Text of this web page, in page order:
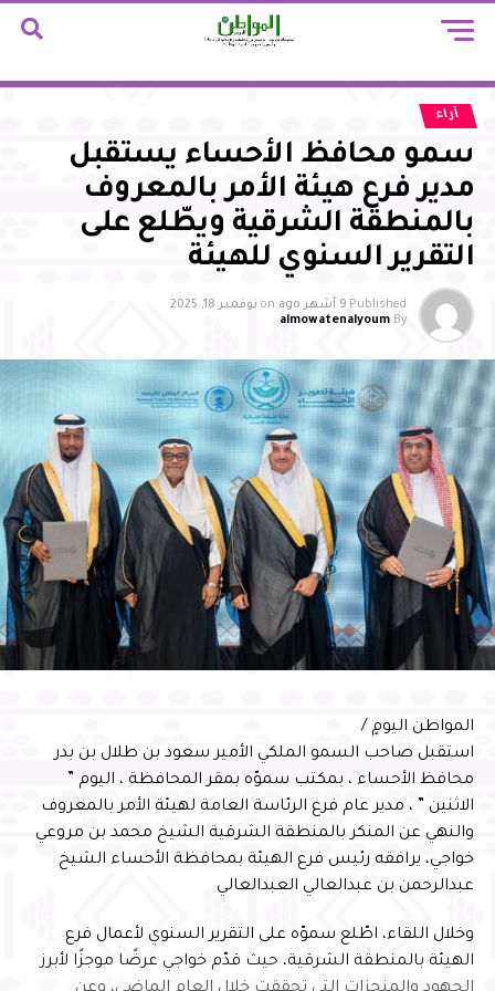
آراء
سمو محافظ الأحساء يستقبل
مدير فرع هيئة الأمر بالمعروف
بالمنطقة الشرقية ويطّلع على
التقرير السنوي للهيئة
Published 9 أشهر ago on نوفمبر 18, 2025
By
almowatenalyoum
المواطن اليومٍ /
استقبل صاحب السمو الملكي الأمير سعود بن طلال بن بدر
محافظ الأحساء ، بمكتب سموّه بمقر المحافظة ، اليوم ”
الاثنين ” ، مدير عام فرع الرئاسة العامة لهيئة الأمر بالمعروف
والنهي عن المنكر بالمنطقة الشرقية الشيخ محمد بن مروعي
خواجي، يرافقه رئيس فرع الهيئة بمحافظة الأحساء الشيخ
عبدالرحمن بن عبدالعالي العبدالعالي
وخلال اللقاء، اطّلع سموّه على التقرير السنوي لأعمال فرع
الهيئة بالمنطقة الشرقية، حيث قدّم خواجي عرضًا موجزًا لأبرز